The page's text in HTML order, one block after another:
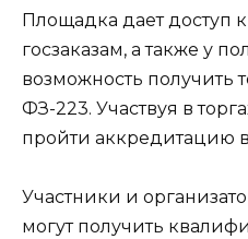
Площадка дает доступ
госзаказам, а также у
возможность получить
ФЗ-223. Участвуя в
пройти аккредитацию
Участники и
могут получить